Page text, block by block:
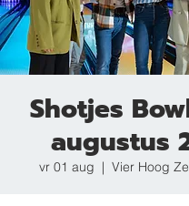
Shotjes
augustus
vr 01 aug
  |
Vier Hoog